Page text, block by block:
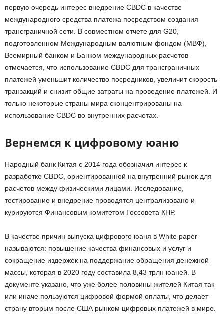
первую очередь интерес внедрение CBDC в качестве
международного средства платежа посредством создания
трансграничной сети. В совместном отчете для G20,
подготовленном Международным валютным фондом (МВФ),
Всемирный банком и Банком международных расчетов
отмечается, что использование CBDC для трансграничных
платежей уменьшит количество посредников, увеличит скорость
транзакций и снизит общие затраты на проведение платежей. И
только некоторые страны мира сконцентрированы на
использование CBDC во внутренних расчетах.
Вернемся к цифровому юаню
Народный банк Китая с 2014 года обозначил интерес к
разработке CBDC, ориентированной на внутренний рынок для
расчетов между физическими лицами. Исследование,
тестирование и внедрение проводятся централизовано и
курируются Финансовым комитетом Госсовета КНР.
В качестве причин выпуска цифрового юаня в White paper
называются: повышение качества финансовых и услуг и
сокращение издержек на поддержание обращения денежной
массы, которая в 2020 году составила 8,43 трлн юаней. В
документе указано, что уже более половины жителей Китая так
или иначе пользуются цифровой формой оплаты, что делает
страну вторым после США рынком цифровых платежей в мире.